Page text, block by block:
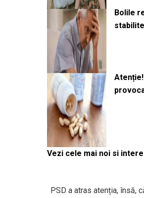
Bolile
stabilite
Vezi cele mai noi si
PSD a atras atenția, însă,